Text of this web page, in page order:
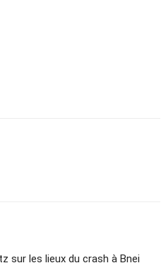
sur les lieux du crash à Bnei